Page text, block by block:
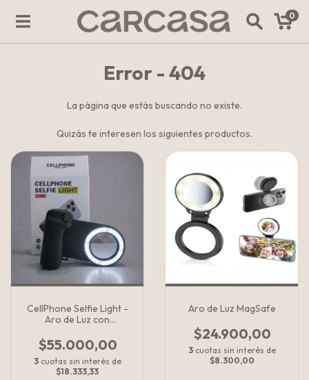
0
Error - 404
La página que estás buscando no existe.
Quizás te interesen los siguientes productos.
CellPhone Selfie Light -
Aro de Luz con
$55.000,00
3 cuotas sin interés de
$18.333,33
Aro de Luz MagSafe
$24.900,00
3 cuotas sin interés de
$8.300,00